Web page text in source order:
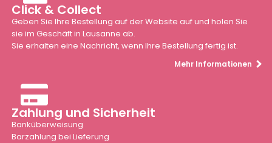
Click & Collect
Geben Sie Ihre Bestellung auf der Website auf und holen Sie
sie im Geschäft in Lausanne ab.
Sie erhalten eine Nachricht, wenn Ihre Bestellung fertig ist.
Mehr Informationen
Zahlung und Sicherheit
Banküberweisung
Barzahlung bei Lieferung